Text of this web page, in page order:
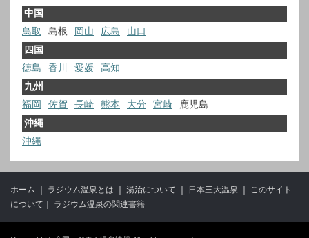
中国
鳥取
島根 岡山 広島
山口
四国
徳島
香川 愛媛
高知
九州
福岡
佐賀 長崎 熊本 大分 宮崎
鹿児島
沖縄
沖縄
ホーム ラジウム温泉とは 湯治について 日本三大温泉
このサイト
について
ラジウム温泉の関連書籍